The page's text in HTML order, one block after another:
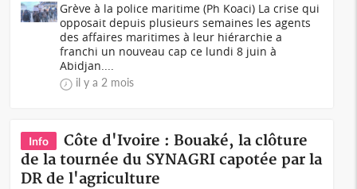
Grève à la police maritime (Ph Koaci) La crise qui
opposait depuis plusieurs semaines les agents
des affaires maritimes à leur hiérarchie a
franchi un nouveau cap ce lundi 8 juin à
Abidjan....
il y a 2 mois
Info
Côte d'Ivoire : Bouaké, la clôture
de la tournée du SYNAGRI capotée par la
DR de l'agriculture